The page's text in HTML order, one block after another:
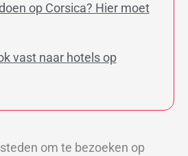
op Corsica? Hier moet
vast naar hotels op
om te bezoeken op